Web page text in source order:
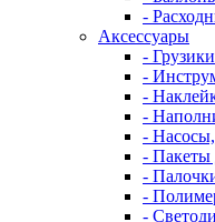
-
Аксессуары
- Грузики
-
-
-
-
- Пакеты
-
-
-